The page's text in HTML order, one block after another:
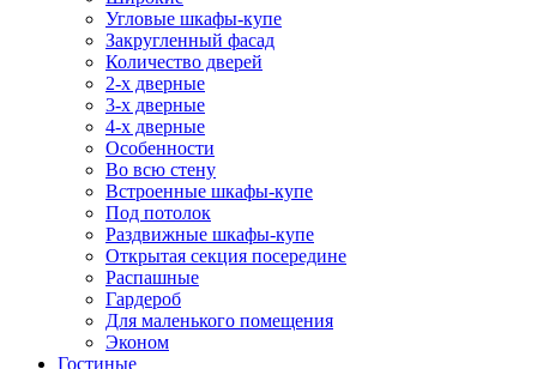
Угловые шкафы-купе
Закругленный фасад
Количество дверей
2-х дверные
3-х дверные
4-х дверные
Особенности
Во всю стену
Встроенные шкафы-купе
Под потолок
Раздвижные шкафы-купе
Открытая секция посередине
Распашные
Гардероб
Для маленького помещения
Эконом
Гостиные